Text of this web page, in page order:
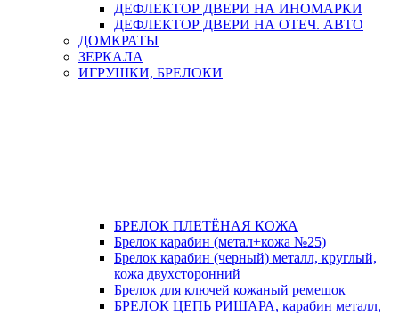
ДЕФЛЕКТОР ДВЕРИ НА ИНОМАРКИ
ДЕФЛЕКТОР ДВЕРИ НА ОТЕЧ. АВТО
ДОМКРАТЫ
ЗЕРКАЛА
ИГРУШКИ, БРЕЛОКИ
БРЕЛОК ПЛЕТЁНАЯ КОЖА
Брелок карабин (метал+кожа №25)
Брелок карабин (черный) металл, круглый,
кожа двухсторонний
Брелок для ключей кожаный ремешок
БРЕЛОК ЦЕПЬ РИШАРА, карабин металл,